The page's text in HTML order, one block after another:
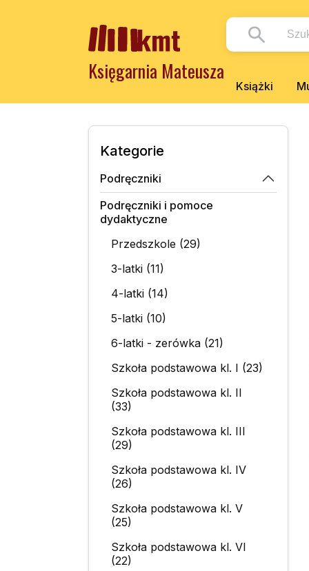
Księgarnia Mateusza
Książki
Kategorie
Podręczniki
Podręczniki i pomoce
dydaktyczne
Przedszkole (29)
3-latki (11)
4-latki (14)
5-latki (10)
6-latki - zerówka (21)
Szkoła podstawowa kl. I (23)
Szkoła podstawowa kl. II
(33)
Szkoła podstawowa kl. III
(29)
Szkoła podstawowa kl. IV
(26)
Szkoła podstawowa kl. V
(25)
Szkoła podstawowa kl. VI
(22)